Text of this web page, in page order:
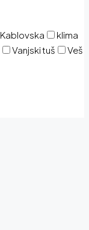
Kablovska
klima
Vanjski tuš
Veš